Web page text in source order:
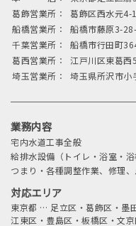
葛飾営業所：
葛飾区西水元4-
船橋営業所：
船橋市藤原3-
千葉営業所：
船橋市行田町
葛西営業所：
江戸川区東葛西
埼玉営業所：
埼玉県所沢市小
業務内容
宅内水道工事全般
給排水設備（トイレ・浴室・
つまり・各種調整作業、修理
対応エリア
東京都 … 足立区・葛飾区・墨
江東区・豊島区・板橋区・文京